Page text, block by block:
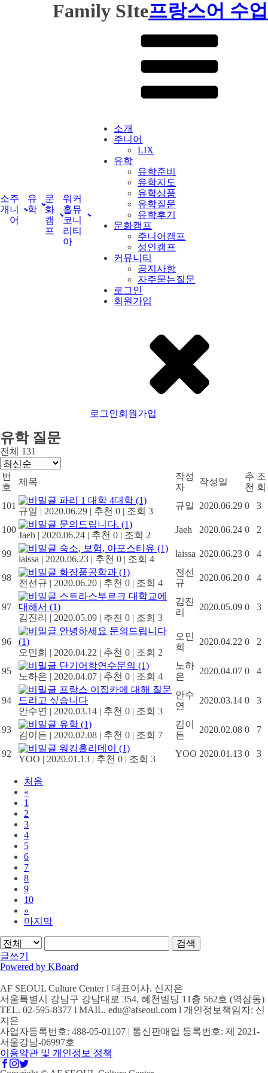
Family SIte프랑스어 수업
소
개
주
니
어
유
학
문
화
캠
프
워
홀
코
리
아
커
뮤
니
티
소개
주니어
LIX
유학
유학준비
유학지도
유학상품
유학질문
유학후기
문화캠프
주니어캠프
성인캠프
커뮤니티
공지사항
자주묻는질문
로그인
회원가입
로그인회원가입
유학 질문
전체 131
번
호
제목
작성
자
작성일
추
천
조
회
101
파리 1 대학 4대학 (1)
규일 | 2020.06.29 | 추천 0 | 조회 3
규일 2020.06.29 0 3
100
문의드립니다. (1)
Jaeh | 2020.06.24 | 추천 0 | 조회 2
Jaeh 2020.06.24 0 2
99
숙소, 보험, 아포스티유 (1)
laissa | 2020.06.23 | 추천 0 | 조회 4
laissa 2020.06.23 0 4
98
화장품공학과 (1)
전선규 | 2020.06.20 | 추천 0 | 조회 4
전선
규
2020.06.20 0 4
97
스트라스부르크 대학교에
대해서 (1)
김진리 | 2020.05.09 | 추천 0 | 조회 3
김진
리
2020.05.09 0 3
96
안녕하세요 문의드립니다
(1)
오민희 | 2020.04.22 | 추천 0 | 조회 2
오민
희
2020.04.22 0 2
95
단기어학연수문의 (1)
노하은 | 2020.04.07 | 추천 0 | 조회 4
노하
은
2020.04.07 0 4
94
프랑스 이집카에 대해 질문
드리고 싶습니다
안수연 | 2020.03.14 | 추천 0 | 조회 3
안수
연
2020.03.14 0 3
93
유학 (1)
김이든 | 2020.02.08 | 추천 0 | 조회 7
김이
든
2020.02.08 0 7
92
워킹홀리데이 (1)
YOO | 2020.01.13 | 추천 0 | 조회 3
YOO 2020.01.13 0 3
처음
«
1
2
3
4
5
6
7
8
9
10
»
마지막
검색
글쓰기
Powered by KBoard
AF SEOUL Culture Center l 대표이사. 신지은
서울특별시 강남구 강남대로 354, 혜천빌딩 11층 562호 (역삼동)
TEL. 02-595-8377 l MAIL. edu@afseoul.com l 개인정보책임자: 신
지은
사업자등록번호: 488-05-01107 | 통신판매업 등록번호: 제 2021-
서울강남-06997호
이용약관 및 개인정보 정책